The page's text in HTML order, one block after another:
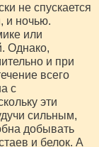
не спускается
и ночью.
или
Однако,
и при
всего
с
эти
сильным,
добывать
и белок. А